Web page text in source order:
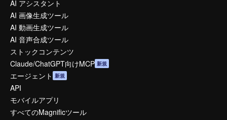
AI アシスタント
AI 画像生成ツール
AI 動画生成ツール
AI 音声合成ツール
ストックコンテンツ
Claude/ChatGPT向けMCP 新規
エージェント 新規
API
モバイルアプリ
すべてのMagnificツール